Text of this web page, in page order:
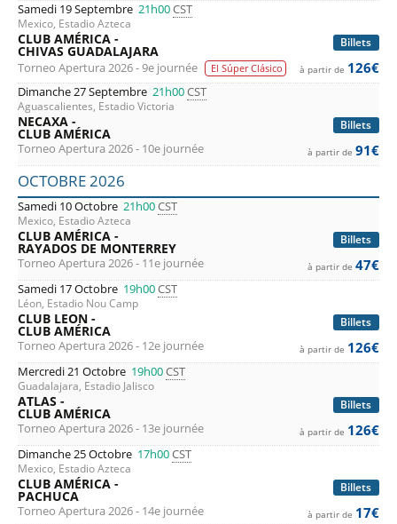
Samedi 19 Septembre 21h00CST
Mexico, Estadio Azteca
Billets
CLUB AMÉRICA -
CHIVAS GUADALAJARA
Torneo Apertura 2026 - 9e journée El Súper Clásico à partir de 126€
Dimanche 27 Septembre 21h00CST
Aguascalientes, Estadio Victoria
Billets
NECAXA -
CLUB AMÉRICA
Torneo Apertura 2026 - 10e journée à partir de 91€
OCTOBRE 2026
Samedi 10 Octobre 21h00CST
Mexico, Estadio Azteca
Billets
CLUB AMÉRICA -
RAYADOS DE MONTERREY
Torneo Apertura 2026 - 11e journée à partir de 47€
Samedi 17 Octobre 19h00CST
Léon, Estadio Nou Camp
Billets
CLUB LEON -
CLUB AMÉRICA
Torneo Apertura 2026 - 12e journée à partir de 126€
Mercredi 21 Octobre 19h00CST
Guadalajara, Estadio Jalisco
Billets
ATLAS -
CLUB AMÉRICA
Torneo Apertura 2026 - 13e journée à partir de 126€
Dimanche 25 Octobre 17h00CST
Mexico, Estadio Azteca
Billets
CLUB AMÉRICA -
PACHUCA
Torneo Apertura 2026 - 14e journée à partir de 17€